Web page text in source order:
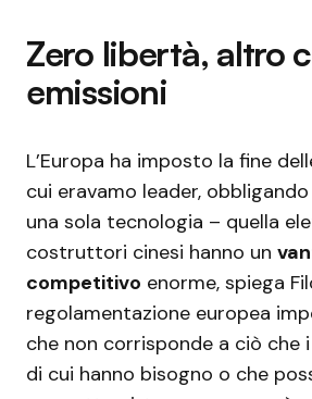
Zero libertà, altro
emissioni
L’Europa ha imposto la fine
cui eravamo leader, obbligando
una sola tecnologia – quella
costruttori cinesi hanno un
competitivo enorme, spiega
regolamentazione europea
che non corrisponde a ciò che
di cui hanno bisogno o che